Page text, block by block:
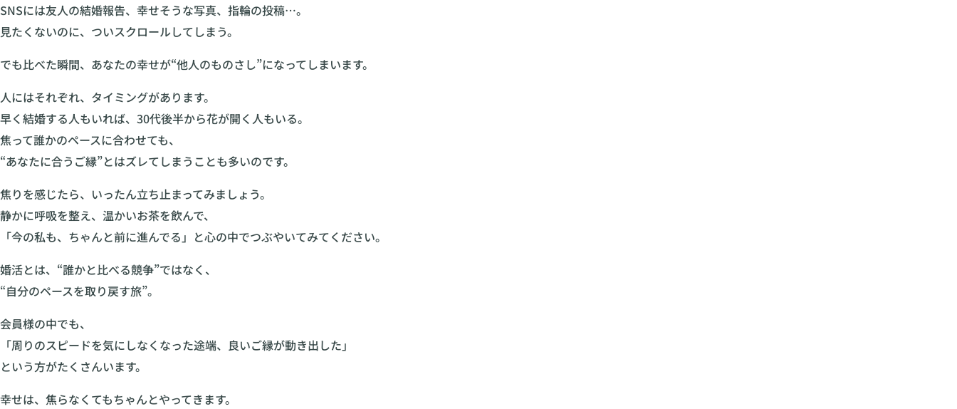
SNSには友人の結婚報告、幸せそうな写真、指輪の投稿…。
見たくないのに、ついスクロールしてしまう。
でも比べた瞬間、あなたの幸せが“他人のものさし”になってしまいます。
人にはそれぞれ、タイミングがあります。
早く結婚する人もいれば、30代後半から花が開く人もいる。
焦って誰かのペースに合わせても、
“あなたに合うご縁”とはズレてしまうことも多いのです。
焦りを感じたら、いったん立ち止まってみましょう。
静かに呼吸を整え、温かいお茶を飲んで、
「今の私も、ちゃんと前に進んでる」と心の中でつぶやいてみてください。
婚活とは、“誰かと比べる競争”ではなく、
“自分のペースを取り戻す旅”。
会員様の中でも、
「周りのスピードを気にしなくなった途端、良いご縁が動き出した」
という方がたくさんいます。
幸せは、焦らなくてもちゃんとやってきます。